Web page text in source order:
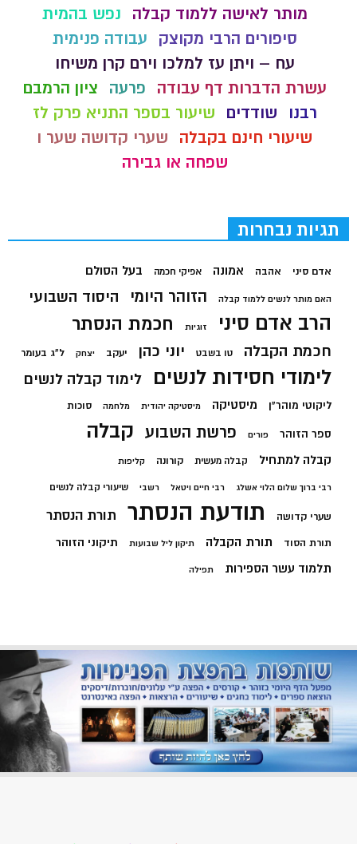
מותר לאישה ללמוד קבלה
נפש בהמית
סיפורים הרבי מקוצק
עבודה פנימית
עח – ויתן עז למלכו וירם קרן משיחו
עשרת הדברות דף עבודה
פרעה
ציון הרמבם
רבנו
שודדים
שיעור בספר התניא פרק לז
שיעורי חינם בקבלה
שערי קדושה שער ו
שפחה או גבירה
תגיות נבחרות
אדם סיני אהבה אמונה אפיקי חכמה בעל הסולם
האם מותר לנשים ללמוד קבלה הזוהר היומי היסוד השבועי
הרב אדם סיני זוגיות חכמת הנסתר
חכמת הקבלה טו בשבט יוני כהן יעקב יצחק ל"ג בעומר
לימודי חסידות לנשים לימוד קבלה לנשים
ליקוטי מוהר"ן מיסטיקה מיסטיקה יהודית מלחמה סוכות
ספר הזוהר פורים פרשת השבוע קבלה
קבלה למתחיל קבלה מעשית קורונה קליפות
רבי ברוך שלום הלוי אשלג רבי חיים ויטאל רשבי שיעורי קבלה לנשים
שערי קדושה תודעת הנסתר תורת הנסתר
תורת הסוד תורת הקבלה תיקון ליל שבועות תיקוני הזוהר
תלמוד עשר הספירות תפילה